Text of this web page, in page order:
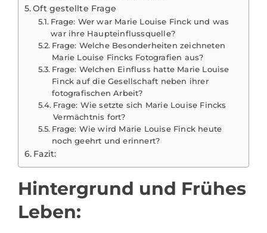
Oft gestellte Frage
Frage: Wer war Marie Louise Finck und was
war ihre Haupteinflussquelle?
Frage: Welche Besonderheiten zeichneten
Marie Louise Fincks Fotografien aus?
Frage: Welchen Einfluss hatte Marie Louise
Finck auf die Gesellschaft neben ihrer
fotografischen Arbeit?
Frage: Wie setzte sich Marie Louise Fincks
Vermächtnis fort?
Frage: Wie wird Marie Louise Finck heute
noch geehrt und erinnert?
Fazit:
Hintergrund und Frühes
Leben: